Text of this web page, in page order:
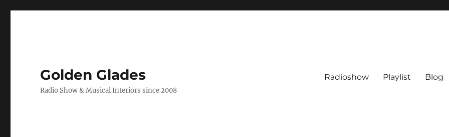
Golden Glades
Radio Show & Musical Interiors since 2008
Radioshow Playlist Blog